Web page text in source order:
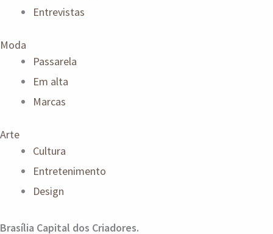
Entrevistas
Moda
Passarela
Em alta
Marcas
Arte
Cultura
Entretenimento
Design
Brasília Capital dos Criadores.